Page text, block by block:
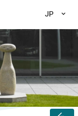
JP